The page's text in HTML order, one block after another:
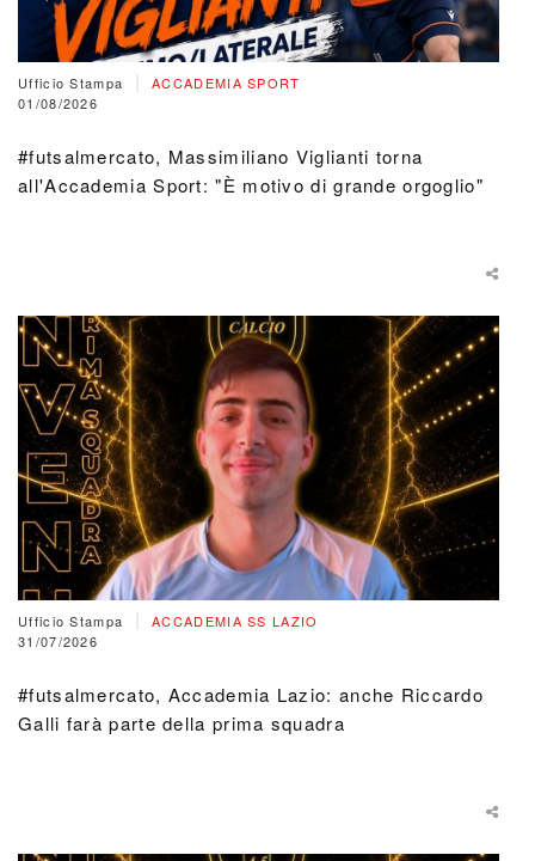
Ufficio Stampa
ACCADEMIA SPORT
01/08/2026
#futsalmercato, Massimiliano Viglianti torna
all'Accademia Sport: "È motivo di grande orgoglio"
Ufficio Stampa
ACCADEMIA SS LAZIO
31/07/2026
#futsalmercato, Accademia Lazio: anche Riccardo
Galli farà parte della prima squadra